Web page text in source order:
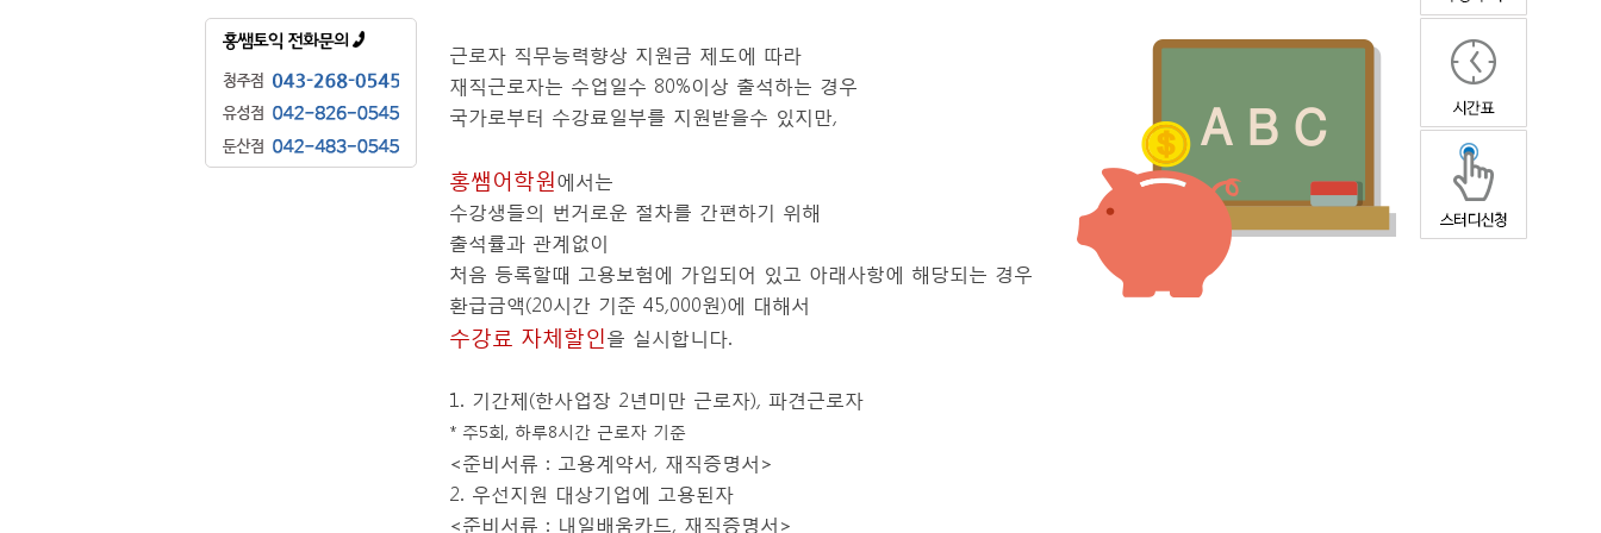
근로자 직무능력향상 지원금 제도에 따라
재직근로자는 수업일수 80%이상 출석하는 경우
국가로부터 수강료일부를 지원받을수 있지만,
홍쌤어학원에서는
수강생들의 번거로운 절차를 간편하기 위해
출석률과 관계없이
처음 등록할때 고용보험에 가입되어 있고 아래사항에 해당되는 경우
환급금액(20시간 기준 45,000원)에 대해서
수강료 자체할인을 실시합니다.
1. 기간제(한사업장 2년미만 근로자), 파견근로자
* 주5회, 하루8시간 근로자 기준
<준비서류 : 고용계약서, 재직증명서>
2. 우선지원 대상기업에 고용된자
<준비서류 : 내일배움카드, 재직증명서>